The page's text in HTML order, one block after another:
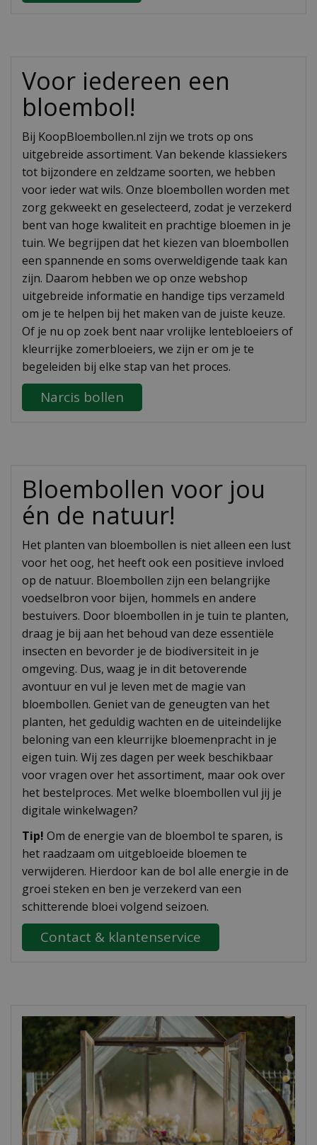
Voor iedereen een
bloembol!
Bij KoopBloembollen.nl zijn we trots op ons
uitgebreide assortiment. Van bekende klassiekers
tot bijzondere en zeldzame soorten, we hebben
voor ieder wat wils. Onze bloembollen worden met
zorg gekweekt en geselecteerd, zodat je verzekerd
bent van hoge kwaliteit en prachtige bloemen in je
tuin. We begrijpen dat het kiezen van bloembollen
een spannende en soms overweldigende taak kan
zijn. Daarom hebben we op onze webshop
uitgebreide informatie en handige tips verzameld
om je te helpen bij het maken van de juiste keuze.
Of je nu op zoek bent naar vrolijke lentebloeiers of
kleurrijke zomerbloeiers, we zijn er om je te
begeleiden bij elke stap van het proces.
Narcis bollen
Bloembollen voor jou
én de natuur!
Het planten van bloembollen is niet alleen een lust
voor het oog, het heeft ook een positieve invloed
op de natuur. Bloembollen zijn een belangrijke
voedselbron voor bijen, hommels en andere
bestuivers. Door bloembollen in je tuin te planten,
draag je bij aan het behoud van deze essentiële
insecten en bevorder je de biodiversiteit in je
omgeving. Dus, waag je in dit betoverende
avontuur en vul je leven met de magie van
bloembollen. Geniet van de geneugten van het
planten, het geduldig wachten en de uiteindelijke
beloning van een kleurrijke bloemenpracht in je
eigen tuin. Wij zes dagen per week beschikbaar
voor vragen over het assortiment, maar ook over
het bestelproces. Met welke bloembollen vul jij je
digitale winkelwagen?
Tip! Om de energie van de bloembol te sparen, is
het raadzaam om uitgebloeide bloemen te
verwijderen. Hierdoor kan de bol alle energie in de
groei steken en ben je verzekerd van een
schitterende bloei volgend seizoen.
Contact & klantenservice